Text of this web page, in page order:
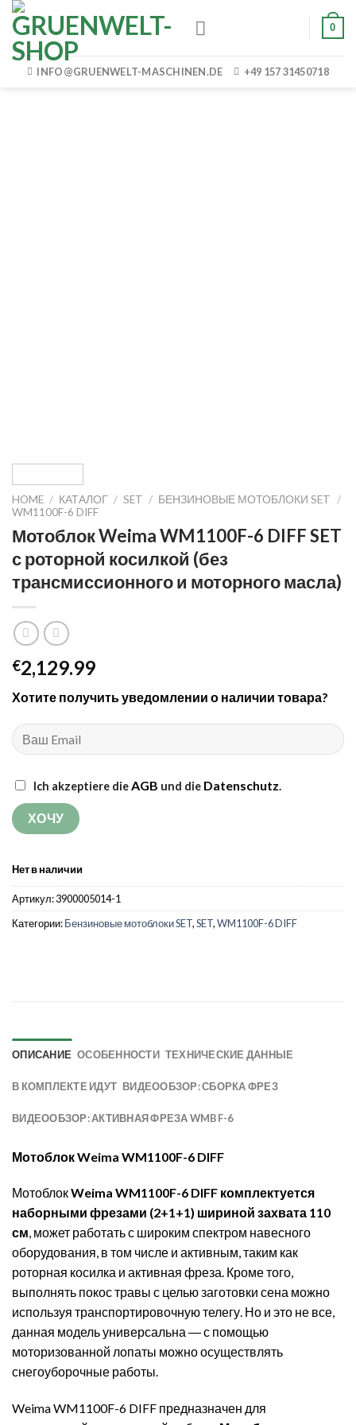
Skip
content
0
INFO@GRUENWELT-MASCHINEN.DE +49 157 31450718
HOME / КАТАЛОГ / SET / БЕНЗИНОВЫЕ МОТОБЛОКИ SET
/
WM1100F-6 DIFF
Мотоблок Weima WM1100F-6 DIFF SET
с роторной косилкой (без
трансмиссионного и моторного масла)
€2,129.99
Хотите получить уведомлении о наличии товара?
Ich akzeptiere die AGB und die Datenschutz.
Нет в наличии
Артикул:3900005014-1
Категории:Бензиновые мотоблоки SET,SET,WM1100F-6 DIFF
ОПИСАНИЕ ОСОБЕННОСТИ ТЕХНИЧЕСКИЕ ДАННЫЕ
В КОМПЛЕКТЕ ИДУТ ВИДЕООБЗОР: СБОРКА ФРЕЗ
ВИДЕООБЗОР: АКТИВНАЯ ФРЕЗА WMBF-6
Мотоблок Weima WM1100F-6 DIFF
МотоблокWeima WM1100F-6 DIFF комплектуется
наборными фрезами (2+1+1) шириной захвата 110
см, может работать с широким спектром навесного
оборудования, в том числе и активным, таким как
роторная косилка и активная фреза. Кроме того,
выполнять покос травы с целью заготовки сена можно
используя транспортировочную телегу. Но и это не все,
данная модель универсальна ― с помощью
моторизованной лопаты можно осуществлять
снегоуборочные работы.
Weima WM1100F-6 DIFF предназначен для